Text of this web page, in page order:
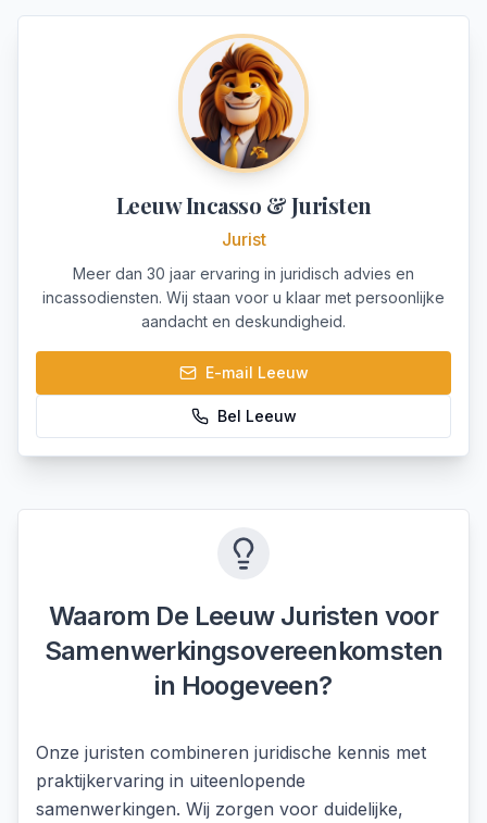
Leeuw Incasso & Juristen
Jurist
Meer dan 30 jaar ervaring in juridisch advies en
incassodiensten. Wij staan voor u klaar met persoonlijke
aandacht en deskundigheid.
E-mail Leeuw
Bel Leeuw
Waarom De Leeuw Juristen voor
Samenwerkingsovereenkomsten
in Hoogeveen?
Onze juristen combineren juridische kennis met
praktijkervaring in uiteenlopende
samenwerkingen. Wij zorgen voor duidelijke,